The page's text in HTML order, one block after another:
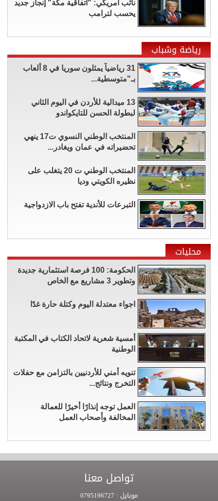
نائب أمريكي: "اتفاقية مكة" إنجاز جديد
يحسب لترامب
رياضة وشباب
31 رياضياً يمثلون سوريا في 8 ألعاب
بـ"متوسطية...
13 ميدالية للأردن في اليوم الثاني
لبطولة الحسن للتايكواندو
المنتخب الوطني النسوي ت17 ينهي
تحضيراته في عمان ويغادر...
المنتخب الوطني ت 20 يتغلب على
نظيره الكويتي وديا
التبرعات للأندية تفتح باب الازدواجية
محليات
الحكومة: 100 فرصة استثمارية جديدة
وتطوير 3 مشاريع مع الخاص
اجواء معتدلة اليوم وكتلة حارة غدًا
أمسية شعرية لاتحاد الكتاب في المكتبة
الوطنية
تنويه أمني للأردنيين بالتزامن مع حفلات
التخرج ونتائج...
العمل توجه إنذارًا أخيرًا للعمالة
المخالفة وأصحاب العمل
تواصل معنا
موبايل :